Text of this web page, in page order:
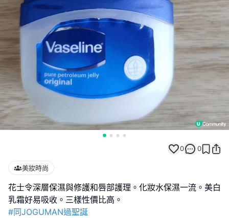
0 0
美妝時尚
花士令深層保濕與修護和唇部護理。化妝水保濕一流。美白
#同JOGUMAN過聖誕